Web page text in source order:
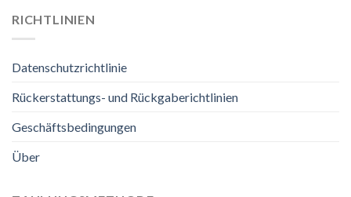
RICHTLINIEN
Datenschutzrichtlinie
Rückerstattungs- und Rückgaberichtlinien
Geschäftsbedingungen
Über